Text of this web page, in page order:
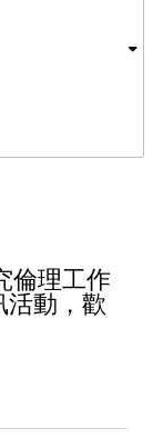
倫理工作
活動，歡